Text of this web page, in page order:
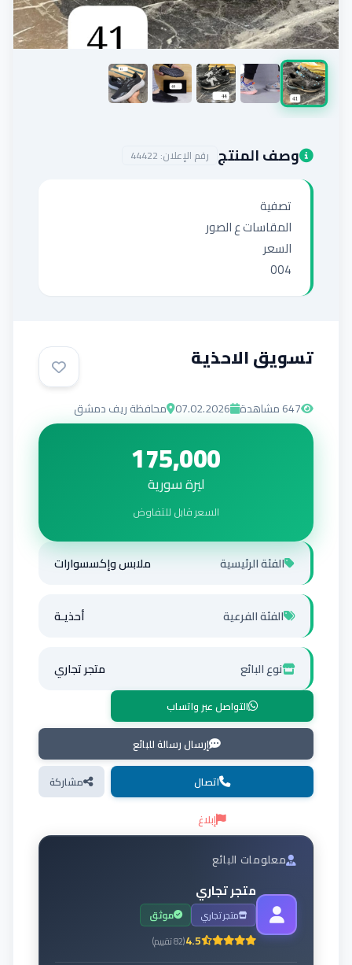
إضافة إعلان
وصف المنتج رقم الإعلان: 44422
004
تسويق الاحذية
647مشاهدة 07.02.2026 محافظة ريف دمشق
175,000
ليرة سورية
السعر قابل للتفاوض
الفئة الرئيسية ملابس وإكسسوارات
الفئة الفرعية أحذيـة
نوع البائع متجر تجاري
التواصل عبر واتساب
إرسال رسالة للبائع
اتصال
مشاركة
إبلاغ
معلومات البائع
متجر تجاري
متجر تجاري موثق
4.5
(
82تقييم)